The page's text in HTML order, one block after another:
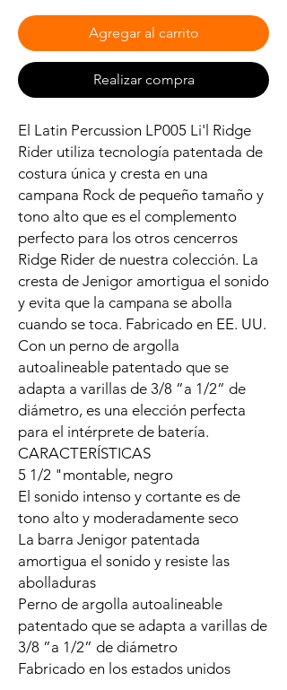
Agregar al carrito
Realizar compra
El Latin Percussion LP005 Li'l Ridge
Rider utiliza tecnología patentada de
costura única y cresta en una
campana Rock de pequeño tamaño y
tono alto que es el complemento
perfecto para los otros cencerros
Ridge Rider de nuestra colección. La
cresta de Jenigor amortigua el sonido
y evita que la campana se abolla
cuando se toca. Fabricado en EE. UU.
Con un perno de argolla
autoalineable patentado que se
adapta a varillas de 3/8 ”a 1/2” de
diámetro, es una elección perfecta
para el intérprete de batería.
CARACTERÍSTICAS
5 1/2 "montable, negro
El sonido intenso y cortante es de
tono alto y moderadamente seco
La barra Jenigor patentada
amortigua el sonido y resiste las
abolladuras
Perno de argolla autoalineable
patentado que se adapta a varillas de
3/8 ”a 1/2” de diámetro
Fabricado en los estados unidos